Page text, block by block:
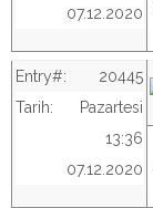
07.12.2020
Entry#:
20445
Tarih:
Pazartesi
13:36
07.12.2020